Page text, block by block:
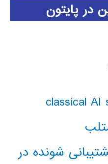
در پایتون
شونده در